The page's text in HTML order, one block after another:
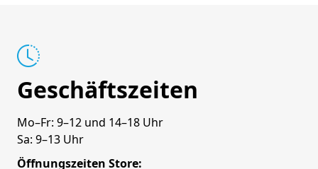
Geschäftszeiten
Mo–Fr: 9–12 und 14–18 Uhr
Sa: 9–13 Uhr
Öffnungszeiten Store: